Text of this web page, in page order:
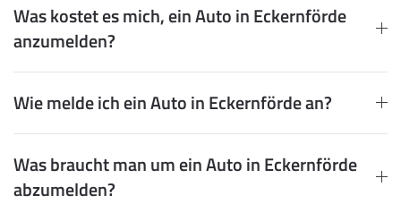
Was kostet es mich, ein Auto in Eckernförde
anzumelden?
Wie melde ich ein Auto in Eckernförde an?
Was braucht man um ein Auto in Eckernförde
abzumelden?